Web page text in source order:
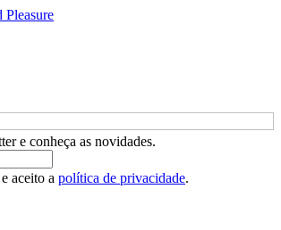
e conheça as novidades.
aceito a política de privacidade.